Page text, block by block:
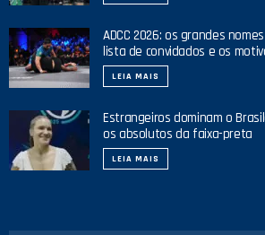
ADCC 2026: os grandes
lista de convidados e os
LEIA MAIS
Estrangeiros dominam o
os absolutos da faixa-preta
LEIA MAIS